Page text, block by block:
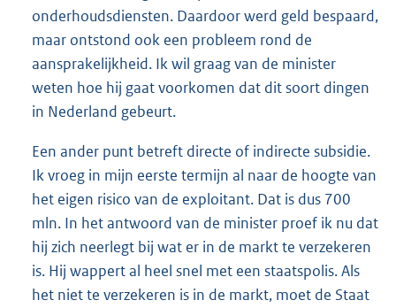
onderhoudsdiensten. Daardoor werd geld bespaard,
maar ontstond ook een probleem rond de
aansprakelijkheid. Ik wil graag van de minister
weten hoe hij gaat voorkomen dat dit soort dingen
in Nederland gebeurt.
Een ander punt betreft directe of indirecte subsidie.
Ik vroeg in mijn eerste termijn al naar de hoogte van
het eigen risico van de exploitant. Dat is dus 700
mln. In het antwoord van de minister proef ik nu dat
hij zich neerlegt bij wat er in de markt te verzekeren
is. Hij wappert al heel snel met een staatspolis. Als
het niet te verzekeren is in de markt, moet de Staat